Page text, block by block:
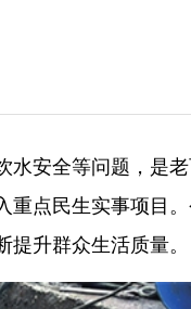
水安全等问题，是
重点民生实事项目
升群众生活质量。